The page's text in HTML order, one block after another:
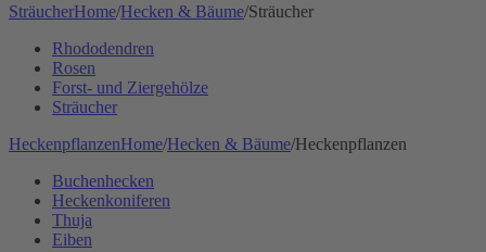
SträucherHome/Hecken & Bäume/Sträucher
Rhododendren
Rosen
Forst- und Ziergehölze
Sträucher
HeckenpflanzenHome/Hecken & Bäume/Heckenpflanzen
Buchenhecken
Heckenkoniferen
Thuja
Eiben